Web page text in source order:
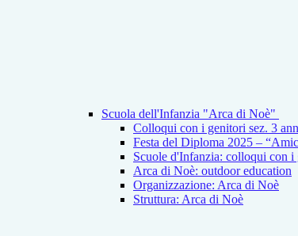
Scuola dell'Infanzia "Arca di Noè"
Colloqui con i genitori sez. 3
Festa del Diploma 2025 –
Scuole d'Infanzia: colloqui con
Arca di Noè: outdoor education
Organizzazione: Arca di Noè
Struttura: Arca di Noè